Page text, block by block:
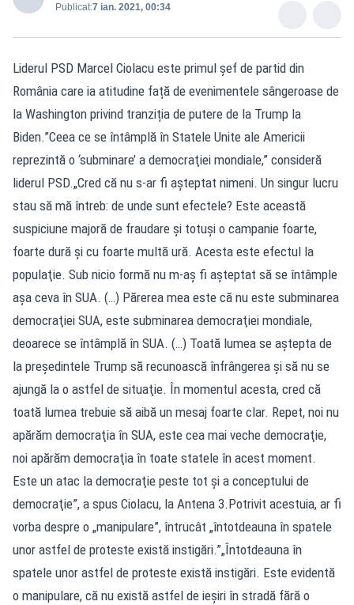
Publicat:7 ian. 2021, 00:34
Liderul PSD Marcel Ciolacu este primul șef de partid din
România care ia atitudine față de evenimentele sângeroase de
la Washington privind tranziția de putere de la Trump la
Biden.”Ceea ce se întâmplă în Statele Unite ale Americii
reprezintă o ‘subminare’ a democraţiei mondiale,” consideră
liderul PSD.„Cred că nu s-ar fi aşteptat nimeni. Un singur lucru
stau să mă întreb: de unde sunt efectele? Este această
suspiciune majoră de fraudare şi totuşi o campanie foarte,
foarte dură şi cu foarte multă ură. Acesta este efectul la
populaţie. Sub nicio formă nu m-aş fi aşteptat să se întâmple
aşa ceva în SUA. (…) Părerea mea este că nu este subminarea
democraţiei SUA, este subminarea democraţiei mondiale,
deoarece se întâmplă în SUA. (…) Toată lumea se aştepta de
la preşedintele Trump să recunoască înfrângerea şi să nu se
ajungă la o astfel de situaţie. În momentul acesta, cred că
toată lumea trebuie să aibă un mesaj foarte clar. Repet, noi nu
apărăm democraţia în SUA, este cea mai veche democraţie,
noi apărăm democraţia în toate statele în acest moment.
Este un atac la democraţie peste tot şi a conceptului de
democraţie”, a spus Ciolacu, la Antena 3.Potrivit acestuia, ar fi
vorba despre o „manipulare”, întrucât „întotdeauna în spatele
unor astfel de proteste există instigări.”„Întotdeauna în
spatele unor astfel de proteste există instigări. Este evidentă
o manipulare, că nu există astfel de ieşiri în stradă fără o